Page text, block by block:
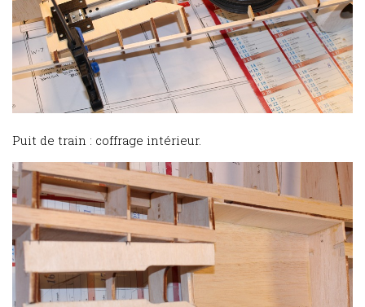
Puit de train : coffrage intérieur.